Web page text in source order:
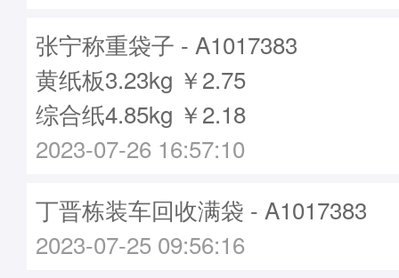
张宁称重袋子 - A1017383
黄纸板3.23kg ￥2.75
综合纸4.85kg ￥2.18
2023-07-26 16:57:10
丁晋栋装车回收满袋 - A1017383
2023-07-25 09:56:16